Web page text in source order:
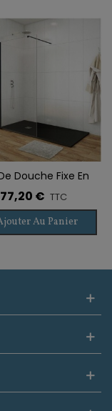
Douche Fixe En
SCREEN
NOIR
€ TTC
Au Panier